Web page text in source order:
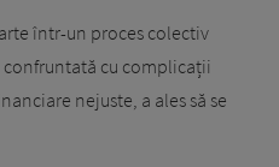
într-un proces colectiv
confruntată cu complicații
nejuste, a ales să se